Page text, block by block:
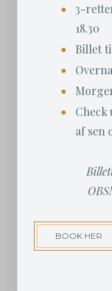
3-
18.30
Billet
Check
af sen
BOOK HER